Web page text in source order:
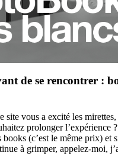
de se rencontrer :
site vous a excité les
prolonger l’expérience
books (c’est le même prix) et
à grimper, appelez-moi,